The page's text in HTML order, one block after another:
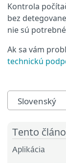
Kontrola
bez
nie sú
Ak sa vám
technickú
Slovenský
Tento
Aplikácia